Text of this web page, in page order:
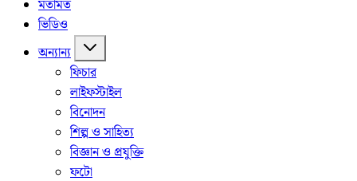
মতামত
ভিডিও
অন্যান্য
ফিচার
লাইফস্টাইল
বিনোদন
শিল্প ও সাহিত্য
বিজ্ঞান ও প্রযুক্তি
ফটো